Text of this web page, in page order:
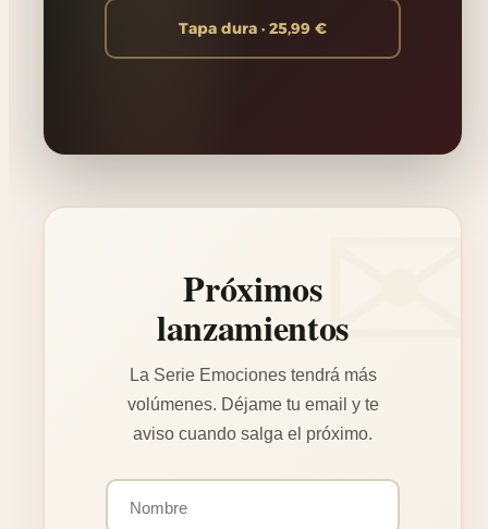
Tapa dura · 25,99 €
Próximos
lanzamientos
La Serie Emociones tendrá más
volúmenes. Déjame tu email y te
aviso cuando salga el próximo.